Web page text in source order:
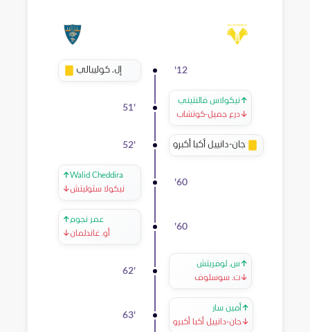
12
' إل. كوليبالي
↑ نيكولاس فالنتيني
↓درع جميل-كوتشاب
51'
جان-دانييل أكبا أكبرو 52'
60
'
↑Walid Cheddira
↓نيكولا ستوليتش
60
'
↑عمر نجوم
↓أو. غاندلمان
↑ س. لوفريتش
↓ت. سوسلوف
62'
↑ أمين سار
↓جان-دانييل أكبا أكبرو
63'